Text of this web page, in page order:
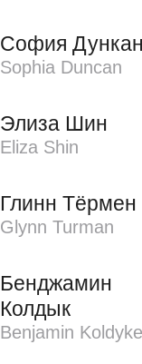
София
Sophia Duncan
Элиза Шин
Eliza Shin
Глинн Тёрмен
Glynn Turman
Бенджамин
Колдык
Benjamin Koldyke